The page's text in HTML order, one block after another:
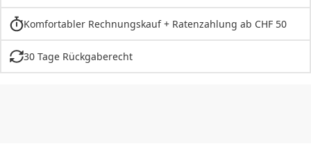
Komfortabler Rechnungskauf + Ratenzahlung ab CHF 50
30 Tage Rückgaberecht